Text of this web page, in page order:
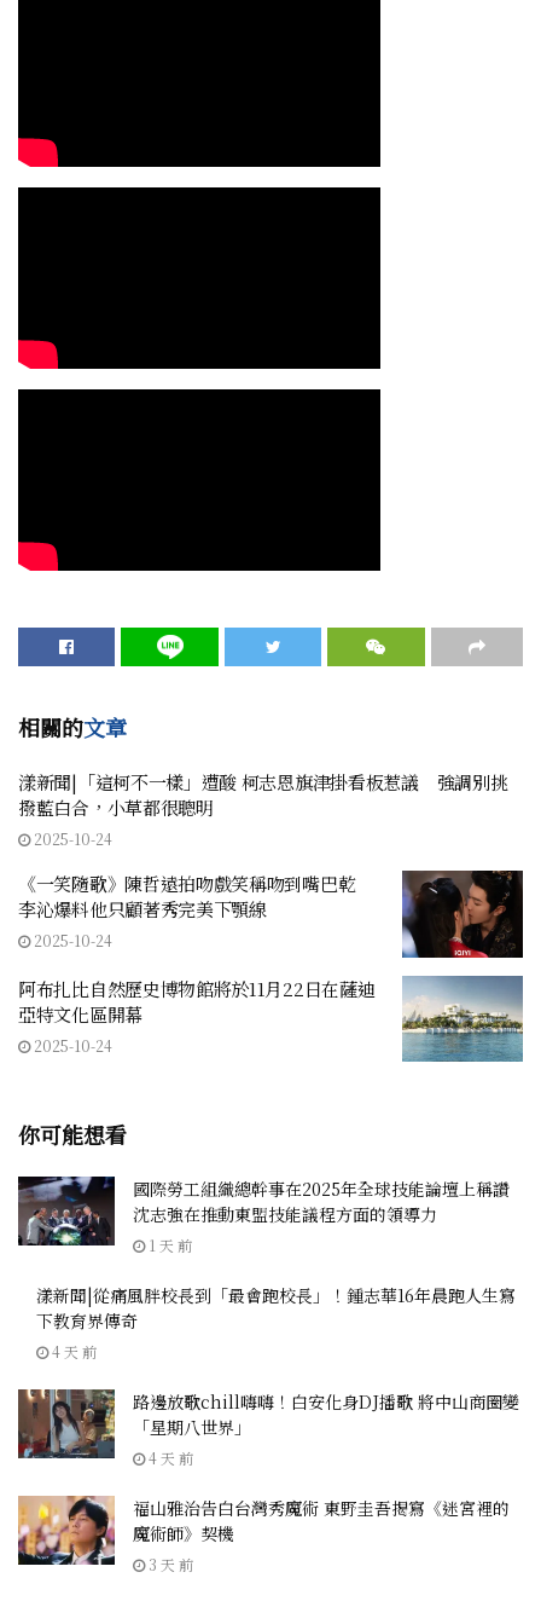
相關的文章
漾新聞|「這柯不一樣」遭酸 柯志恩旗津掛看板惹議 強調別挑
撥藍白合，小草都很聰明
2025-10-24
《一笑隨歌》陳哲遠拍吻戲笑稱吻到嘴巴乾
李沁爆料他只顧著秀完美下顎線
2025-10-24
阿布扎比自然歷史博物館將於11月22日在薩迪
亞特文化區開幕
2025-10-24
你可能想看
國際勞工組織總幹事在2025年全球技能論壇上稱讚
沈志強在推動東盟技能議程方面的領導力
1 天 前
漾新聞|從痛風胖校長到「最會跑校長」！鍾志華16年晨跑人生寫
下教育界傳奇
4 天 前
路邊放歌chill嗨嗨！白安化身DJ播歌 將中山商圈變
「星期八世界」
4 天 前
福山雅治告白台灣秀魔術 東野圭吾揭寫《迷宮裡的
魔術師》契機
3 天 前